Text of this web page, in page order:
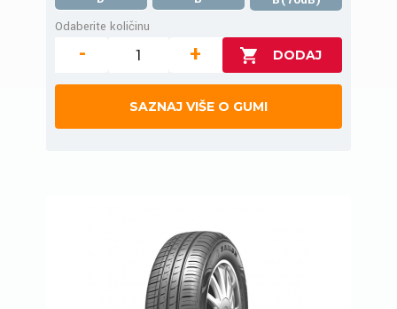
Odaberite količinu
- +
SAZNAJ VIŠE O GUMI